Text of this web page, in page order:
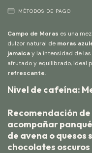
MÉTODOS DE PAGO
Campo de Moras es una
dulzor natural de moras
jamaicay la intensidad de las
afrutado y equilibrado, ideal
refrescante.
Nivel de cafeína:
Recomendación
acompañar
de avena o quesos
chocolates oscuros